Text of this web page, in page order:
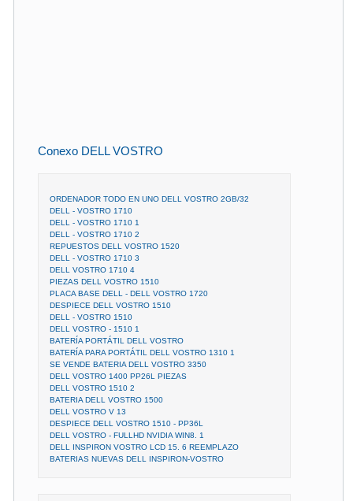
Conexo DELL VOSTRO
ORDENADOR TODO EN UNO DELL VOSTRO 2GB/32
DELL - VOSTRO 1710
DELL - VOSTRO 1710 1
DELL - VOSTRO 1710 2
REPUESTOS DELL VOSTRO 1520
DELL - VOSTRO 1710 3
DELL VOSTRO 1710 4
PIEZAS DELL VOSTRO 1510
PLACA BASE DELL - DELL VOSTRO 1720
DESPIECE DELL VOSTRO 1510
DELL - VOSTRO 1510
DELL VOSTRO - 1510 1
BATERÍA PORTÁTIL DELL VOSTRO
BATERÍA PARA PORTÁTIL DELL VOSTRO 1310 1
SE VENDE BATERIA DELL VOSTRO 3350
DELL VOSTRO 1400 PP26L PIEZAS
DELL VOSTRO 1510 2
BATERIA DELL VOSTRO 1500
DELL VOSTRO V 13
DESPIECE DELL VOSTRO 1510 - PP36L
DELL VOSTRO - FULLHD NVIDIA WIN8. 1
DELL INSPIRON VOSTRO LCD 15. 6 REEMPLAZO
BATERIAS NUEVAS DELL INSPIRON-VOSTRO